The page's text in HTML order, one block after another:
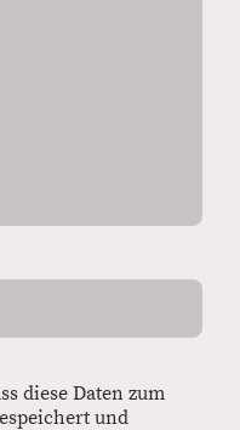
diese Daten zum
und